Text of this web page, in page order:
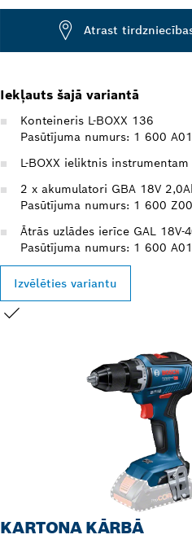
Atrast
Iekļauts šajā variantā
Konteineris L-BOXX 136
Pasūtījuma numurs: 1 600
L-BOXX ieliktnis instrumentam
2 x akumulatori GBA 18V
Pasūtījuma numurs: 1 600
Ātrās uzlādes ierīce GAL 18V-
Pasūtījuma numurs: 1 600
Izvēlēties variantu
KARTONA KĀRBĀ